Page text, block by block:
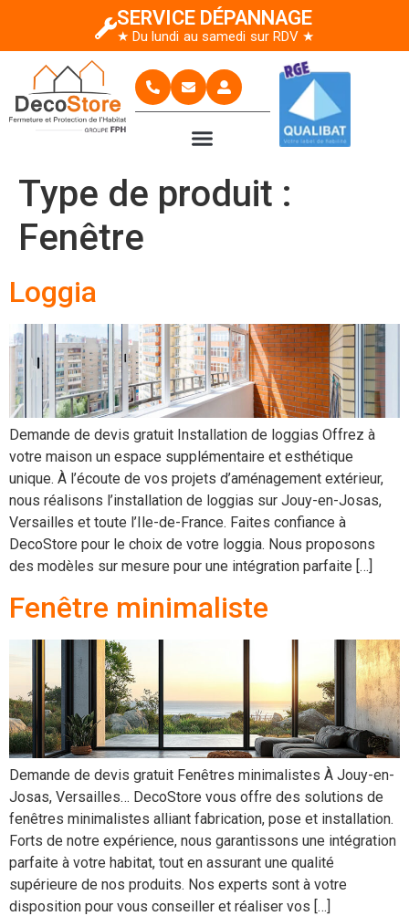
SERVICE DÉPANNAGE
★ Du lundi au samedi sur RDV ★
Type de produit :
Fenêtre
Loggia
Demande de devis gratuit Installation de loggias Offrez à
votre maison un espace supplémentaire et esthétique
unique. À l’écoute de vos projets d’aménagement extérieur,
nous réalisons l’installation de loggias sur Jouy-en-Josas,
Versailles et toute l’Ile-de-France. Faites confiance à
DecoStore pour le choix de votre loggia. Nous proposons
des modèles sur mesure pour une intégration parfaite […]
Fenêtre minimaliste
Demande de devis gratuit Fenêtres minimalistes À Jouy-en-
Josas, Versailles… DecoStore vous offre des solutions de
fenêtres minimalistes alliant fabrication, pose et installation.
Forts de notre expérience, nous garantissons une intégration
parfaite à votre habitat, tout en assurant une qualité
supérieure de nos produits. Nos experts sont à votre
disposition pour vous conseiller et réaliser vos […]